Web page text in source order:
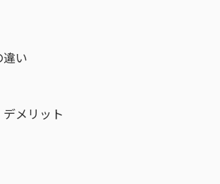
い
メリット